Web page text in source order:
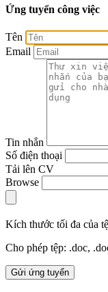
Ứng tuyển công việc
Tên
Email
Tin nhắn
Số điện thoại
Tải lên CV
Browse
Kích thước tối đa của
Cho phép tệp: .doc,
Gửi ứng tuyển